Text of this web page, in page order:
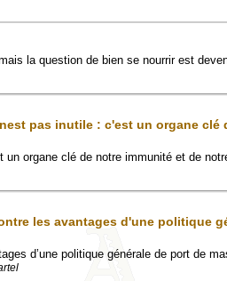
la question de bien se nourrir est
pas inutile : c'est un organe clé
un organe clé de notre immunité et de
les avantages d'une politique
d’une politique générale de port de